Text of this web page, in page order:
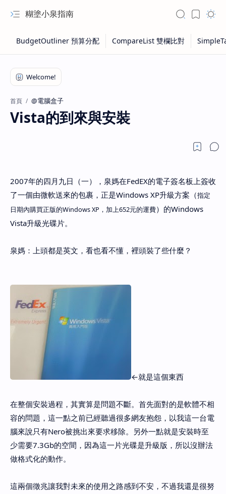
糊塗小泉指南
首頁 @電腦盒子
Vista的到來與安裝
2007年的四月九日（一），泉媽在FedEX的電子簽名板上簽收
了一個由微軟送來的包裹，正是Windows XP升級方案（指定
日期內購買正版的Windows XP，加上652元的運費）的Windows
Vista升級光碟片。
泉媽：上頭都是英文，看也看不懂，裡頭裝了些什麼？
←就是這個東西
在整個安裝過程，其實算是問題不斷。首先面對的是軟體不相
容的問題，這一點之前已經聽過很多網友抱怨，以我這一台電
腦來說只有Nero被挑出來要求移除。另外一點就是安裝時至
少需要7.3Gb的空間，因為這一片光碟是升級版，所以沒辦法
做格式化的動作。
這兩個徵兆讓我對未來的使用之路感到不安，不過我還是很努